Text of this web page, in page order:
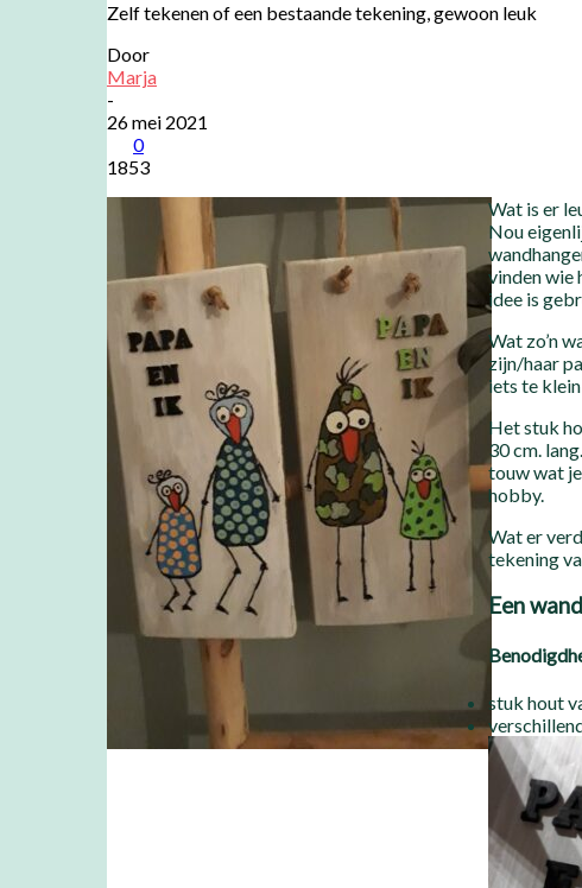
Zelf tekenen of een bestaande tekening, gewoon leuk
Door
Marja
-
26 mei 2021
0
1853
Wat is er
Nou
vinden wie
idee is
Wat zo’n
zijn/haar
iets te
Het stuk
30 cm.
touw wat
hobby.
Wat er
tekening
Een
stuk hout